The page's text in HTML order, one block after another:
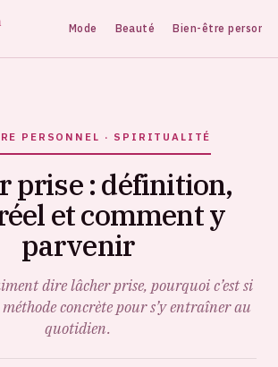
Mode Beauté Bien-être
PERSONNEL · SPIRITUALITÉ
et comment y
parvenir
dire lâcher prise, pourquoi c’est si
concrète pour s’y entraîner au
quotidien.